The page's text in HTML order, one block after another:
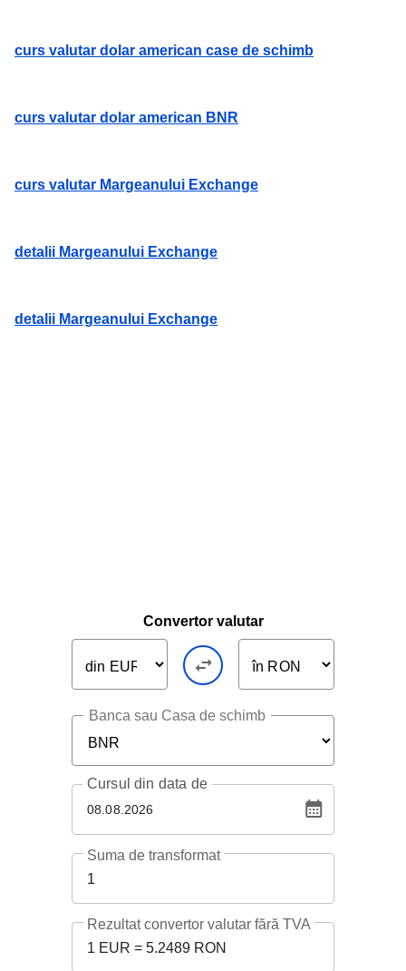
curs valutar dolar american case de schimb
curs valutar dolar american BNR
curs valutar Margeanului Exchange
detalii Margeanului Exchange
detalii Margeanului Exchange
Convertor valutar
Banca sau Casa de schimb
08.08.2026
Cursuldin data de
1
Suma de transformat
1 EUR = 5.2489 RON
Rezultat convertor valutar fără TVA